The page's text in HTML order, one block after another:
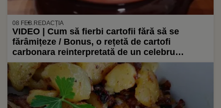
08 FEB.REDACȚIA
VIDEO | Cum să fierbi cartofii fără să se
fărâmițeze / Bonus, o rețetă de cartofi
carbonara reinterpretată de un celebru
blogger culinar